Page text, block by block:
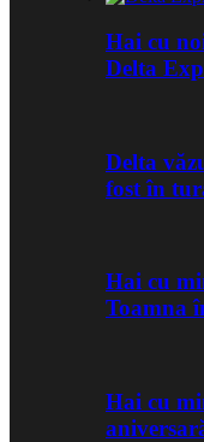
Hai cu
Delta
Delta
fost în
Hai cu
Toamna
Hai cu